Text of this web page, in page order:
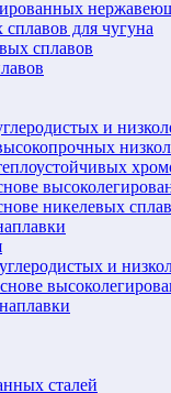
для чугуна
сплавов
и
никелевых
и
сталей